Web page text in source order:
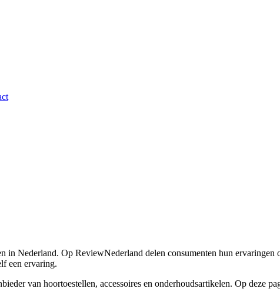
in Nederland. Op ReviewNederland delen consumenten hun
een ervaring.
van hoortoestellen, accessoires en onderhoudsartikelen. Op deze